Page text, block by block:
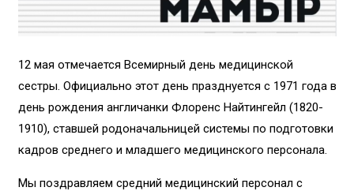
12 мая отмечается Всемирный день медицинской
сестры. Официально этот день празднуется с 1971 года в
день рождения англичанки Флоренс Найтингейл (1820-
1910), ставшей родоначальницей системы по подготовки
кадров среднего и младшего медицинского персонала.
Мы поздравляем средний медицинский персонал с